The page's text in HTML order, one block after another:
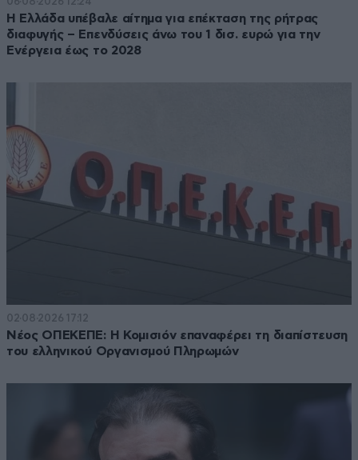
Η Ελλάδα υπέβαλε αίτημα για επέκταση της ρήτρας
διαφυγής – Επενδύσεις άνω του 1 δισ. ευρώ για την
Ενέργεια έως το 2028
02·08·2026 17:12
Νέος ΟΠΕΚΕΠΕ: Η Κομισιόν επαναφέρει τη διαπίστευση
του ελληνικού Οργανισμού Πληρωμών